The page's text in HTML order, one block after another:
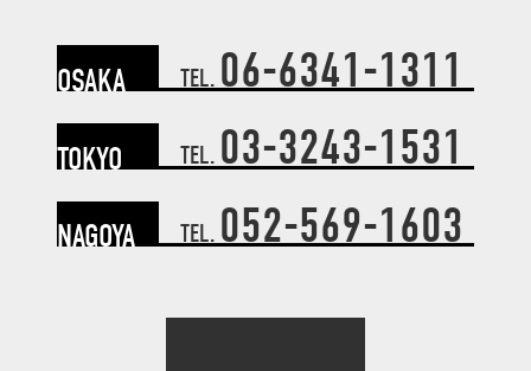
OSAKA TEL. 06-6341-1311
TOKYO TEL. 03-3243-1531
NAGOYA TEL. 052-569-1603